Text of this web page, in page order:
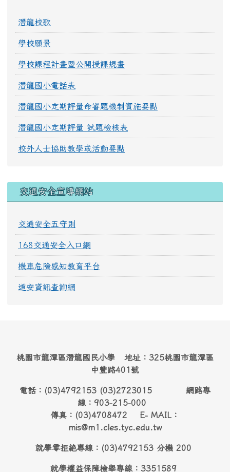
潛龍校歌
學校願景
學校課程計畫暨公開授課規畫
潛龍國小電話表
潛龍國小定期評量命審題機制實施要點
潛龍國小定期評量 試題檢核表
校外人士協助教學或活動要點
交通安全宣導網站
交通安全五守則
168交通安全入口網
機車危險感知教育平台
道安資訊查詢網
桃園市龍潭區潛龍國民小學 地址：325桃園市龍潭區
中豐路401號
電話：(03)4792153 (03)2723015 網路專
線：903-215-000
傳真：(03)4708472 E- MAIL：
mis@m1.cles.tyc.edu.tw
就學零拒絶專線：(03)4792153 分機 200
就學權益保障檢舉專線：3351589